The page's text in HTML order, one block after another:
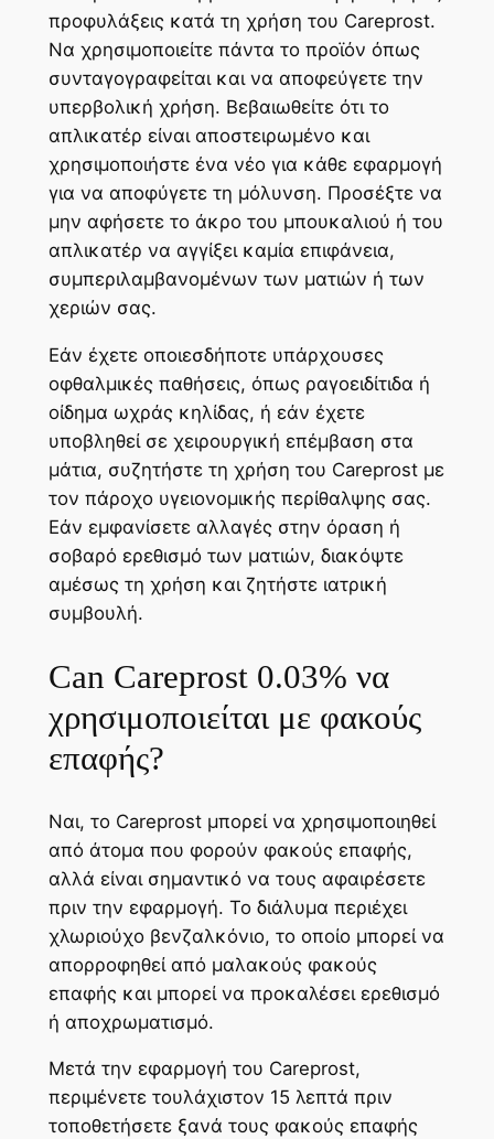
προφυλάξεις κατά τη χρήση του Careprost.
Να χρησιμοποιείτε πάντα το προϊόν όπως
συνταγογραφείται και να αποφεύγετε την
υπερβολική χρήση. Βεβαιωθείτε ότι το
απλικατέρ είναι αποστειρωμένο και
χρησιμοποιήστε ένα νέο για κάθε εφαρμογή
για να αποφύγετε τη μόλυνση. Προσέξτε να
μην αφήσετε το άκρο του μπουκαλιού ή του
απλικατέρ να αγγίξει καμία επιφάνεια,
συμπεριλαμβανομένων των ματιών ή των
χεριών σας.
Εάν έχετε οποιεσδήποτε υπάρχουσες
οφθαλμικές παθήσεις, όπως ραγοειδίτιδα ή
οίδημα ωχράς κηλίδας, ή εάν έχετε
υποβληθεί σε χειρουργική επέμβαση στα
μάτια, συζητήστε τη χρήση του Careprost με
τον πάροχο υγειονομικής περίθαλψης σας.
Εάν εμφανίσετε αλλαγές στην όραση ή
σοβαρό ερεθισμό των ματιών, διακόψτε
αμέσως τη χρήση και ζητήστε ιατρική
συμβουλή.
Can Careprost 0.03% να
χρησιμοποιείται με φακούς
επαφής?
Ναι, το Careprost μπορεί να χρησιμοποιηθεί
από άτομα που φορούν φακούς επαφής,
αλλά είναι σημαντικό να τους αφαιρέσετε
πριν την εφαρμογή. Το διάλυμα περιέχει
χλωριούχο βενζαλκόνιο, το οποίο μπορεί να
απορροφηθεί από μαλακούς φακούς
επαφής και μπορεί να προκαλέσει ερεθισμό
ή αποχρωματισμό.
Μετά την εφαρμογή του Careprost,
περιμένετε τουλάχιστον 15 λεπτά πριν
τοποθετήσετε ξανά τους φακούς επαφής